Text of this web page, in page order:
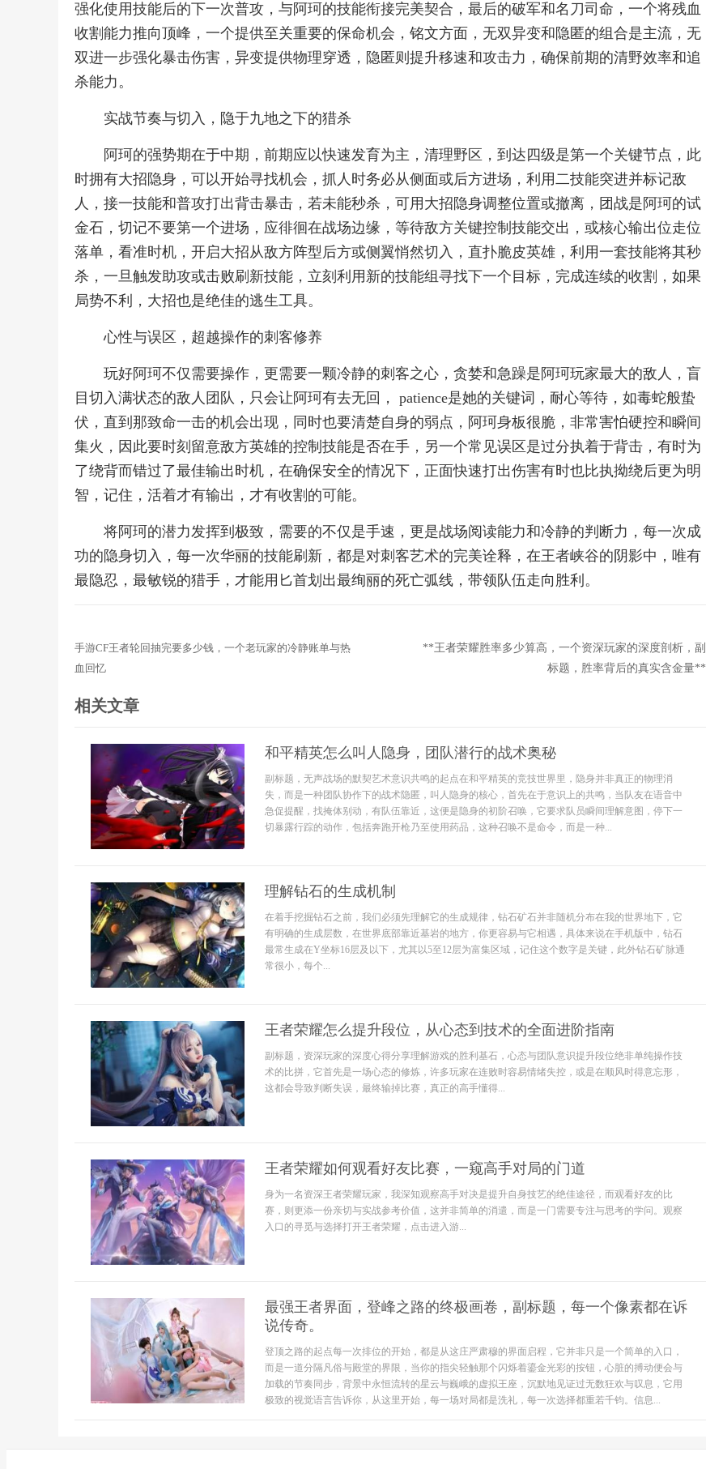
强化使用技能后的下一次普攻，与阿珂的技能衔接完美契合，最后的破军和名刀司命，一个将残血
收割能力推向顶峰，一个提供至关重要的保命机会，铭文方面，无双异变和隐匿的组合是主流，无
双进一步强化暴击伤害，异变提供物理穿透，隐匿则提升移速和攻击力，确保前期的清野效率和追
杀能力。
实战节奏与切入，隐于九地之下的猎杀
阿珂的强势期在于中期，前期应以快速发育为主，清理野区，到达四级是第一个关键节点，此
时拥有大招隐身，可以开始寻找机会，抓人时务必从侧面或后方进场，利用二技能突进并标记敌
人，接一技能和普攻打出背击暴击，若未能秒杀，可用大招隐身调整位置或撤离，团战是阿珂的试
金石，切记不要第一个进场，应徘徊在战场边缘，等待敌方关键控制技能交出，或核心输出位走位
落单，看准时机，开启大招从敌方阵型后方或侧翼悄然切入，直扑脆皮英雄，利用一套技能将其秒
杀，一旦触发助攻或击败刷新技能，立刻利用新的技能组寻找下一个目标，完成连续的收割，如果
局势不利，大招也是绝佳的逃生工具。
心性与误区，超越操作的刺客修养
玩好阿珂不仅需要操作，更需要一颗冷静的刺客之心，贪婪和急躁是阿珂玩家最大的敌人，盲
目切入满状态的敌人团队，只会让阿珂有去无回， patience是她的关键词，耐心等待，如毒蛇般蛰
伏，直到那致命一击的机会出现，同时也要清楚自身的弱点，阿珂身板很脆，非常害怕硬控和瞬间
集火，因此要时刻留意敌方英雄的控制技能是否在手，另一个常见误区是过分执着于背击，有时为
了绕背而错过了最佳输出时机，在确保安全的情况下，正面快速打出伤害有时也比执拗绕后更为明
智，记住，活着才有输出，才有收割的可能。
将阿珂的潜力发挥到极致，需要的不仅是手速，更是战场阅读能力和冷静的判断力，每一次成
功的隐身切入，每一次华丽的技能刷新，都是对刺客艺术的完美诠释，在王者峡谷的阴影中，唯有
最隐忍，最敏锐的猎手，才能用匕首划出最绚丽的死亡弧线，带领队伍走向胜利。
手游CF王者轮回抽完要多少钱，一个老玩家的冷静账单与热
血回忆
**王者荣耀胜率多少算高，一个资深玩家的深度剖析，副
标题，胜率背后的真实含金量**
相关文章
和平精英怎么叫人隐身，团队潜行的战术奥秘
副标题，无声战场的默契艺术意识共鸣的起点在和平精英的竞技世界里，隐身并非真正的物理消
失，而是一种团队协作下的战术隐匿，叫人隐身的核心，首先在于意识上的共鸣，当队友在语音中
急促提醒，找掩体别动，有队伍靠近，这便是隐身的初阶召唤，它要求队员瞬间理解意图，停下一
切暴露行踪的动作，包括奔跑开枪乃至使用药品，这种召唤不是命令，而是一种...
理解钻石的生成机制
在着手挖掘钻石之前，我们必须先理解它的生成规律，钻石矿石并非随机分布在我的世界地下，它
有明确的生成层数，在世界底部靠近基岩的地方，你更容易与它相遇，具体来说在手机版中，钻石
最常生成在Y坐标16层及以下，尤其以5至12层为富集区域，记住这个数字是关键，此外钻石矿脉通
常很小，每个...
王者荣耀怎么提升段位，从心态到技术的全面进阶指南
副标题，资深玩家的深度心得分享理解游戏的胜利基石，心态与团队意识提升段位绝非单纯操作技
术的比拼，它首先是一场心态的修炼，许多玩家在连败时容易情绪失控，或是在顺风时得意忘形，
这都会导致判断失误，最终输掉比赛，真正的高手懂得...
王者荣耀如何观看好友比赛，一窥高手对局的门道
身为一名资深王者荣耀玩家，我深知观察高手对决是提升自身技艺的绝佳途径，而观看好友的比
赛，则更添一份亲切与实战参考价值，这并非简单的消遣，而是一门需要专注与思考的学问。观察
入口的寻觅与选择打开王者荣耀，点击进入游...
最强王者界面，登峰之路的终极画卷，副标题，每一个像素都在诉
说传奇。
登顶之路的起点每一次排位的开始，都是从这庄严肃穆的界面启程，它并非只是一个简单的入口，
而是一道分隔凡俗与殿堂的界限，当你的指尖轻触那个闪烁着鎏金光彩的按钮，心脏的搏动便会与
加载的节奏同步，背景中永恒流转的星云与巍峨的虚拟王座，沉默地见证过无数狂欢与叹息，它用
极致的视觉语言告诉你，从这里开始，每一场对局都是洗礼，每一次选择都重若千钧。信息...